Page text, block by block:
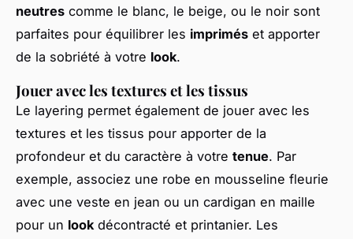
neutres comme le blanc, le beige, ou le noir sont
parfaites pour équilibrer les imprimés et apporter
de la sobriété à votre look.
Jouer avec les textures et les tissus
Le layering permet également de jouer avec les
textures et les tissus pour apporter de la
profondeur et du caractère à votre tenue. Par
exemple, associez une robe en mousseline fleurie
avec une veste en jean ou un cardigan en maille
pour un lookdécontracté et printanier. Les